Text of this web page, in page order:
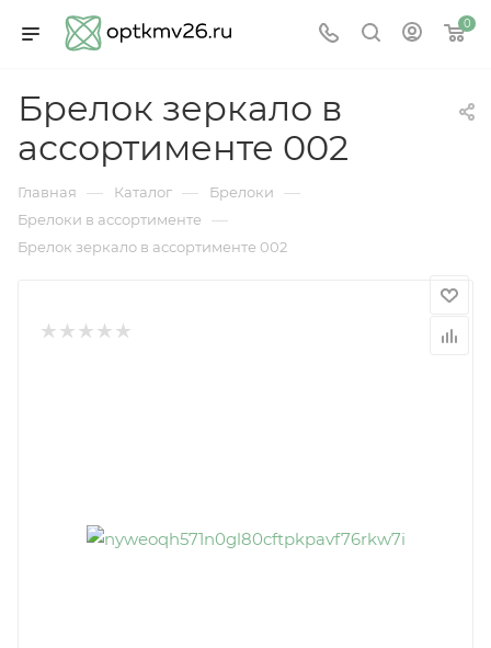
0
Брелок зеркало в
ассортименте 002
Главная — Каталог — Брелоки —
Брелоки в ассортименте —
Брелок зеркало в ассортименте 002